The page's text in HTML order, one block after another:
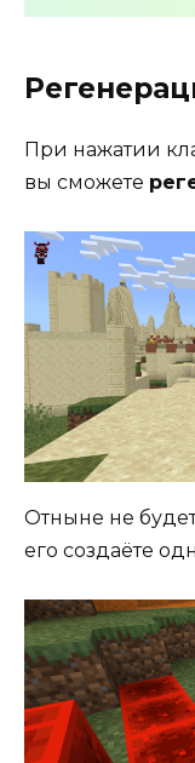
При нажатии
вы сможете
Отныне не
его создаёте